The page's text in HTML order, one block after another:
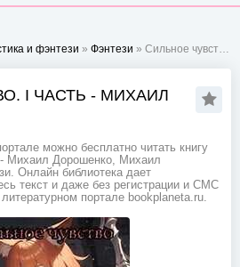
и фэнтези » Фэнтези » Сильное чувство. I часть - Михаил Дорошенко
I ЧАСТЬ - МИХАИЛ
можно бесплатно читать книгу
Михаил Дорошенко, Михаил
Онлайн библиотека дает
текст и даже без регистрации и СМС
портале bookplaneta.ru.